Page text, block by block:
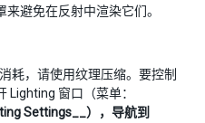
避免在反射中渲染它们。
耗，请使用纹理压缩。要控制
Lighting 窗口（菜单：
Settings__），导航到